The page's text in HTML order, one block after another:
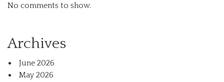
No comments to show.
Archives
June 2026
May 2026